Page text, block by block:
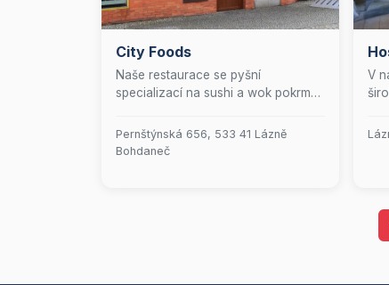
City Foods
Naše restaurace se pyšní
specializací na sushi a wok pokrmy.
chutě, které spojují tradiční
receptury s moderním kulinářským
Pernštýnská 656, 533 41 Lázně
Bohdaneč
V